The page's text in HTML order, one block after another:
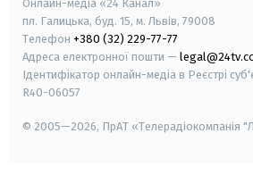
Онлайн-медіа «24 Канал»
пл. Галицька, буд. 15, м. Львів, 79008
Телефон +380 (32) 229-77-77
Адреса електронної пошти —
Ідентифікатор онлайн-медіа в Реєстрі
R40-06057
© 2005—2026, ПрАТ «Телерадіокомпанія